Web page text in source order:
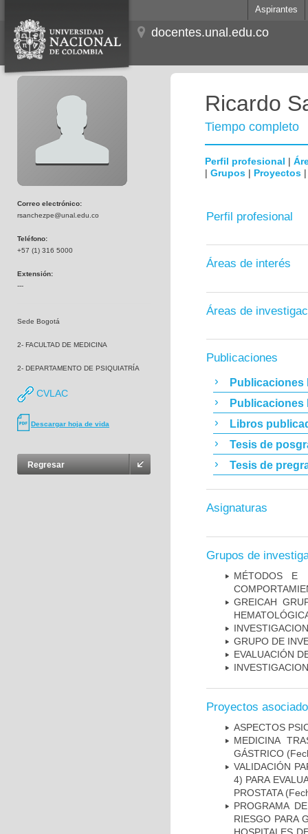
Aspirantes
docentes.unal.edu.co
Correo electrónico:
rsanchezpe@unal.edu.co
Teléfono:
+57 (1) 316 5000
Extensión:
---
Sede Bogotá
2- FACULTAD DE MEDICINA
2- DEPARTAMENTO DE PSIQUIATRÍA
CVLAC
Descargar hoja de vida
Regresar
Ricardo
Tiempo completo
Perfil profesional |
| Grupos | Proyectos
Perfil profesional
Áreas de interés
Áreas de
Publicaciones
Publicaciones
Publicaciones
Libros
Tesis de
Tesis de
Asignaturas
Grupos de
MÉTODOS E
GREICAH
GRUPO DE
EVALUACIÓN
Proyectos
ASPECTOS
MEDICINA
GÁSTRICO
VALIDACIÓN
4) PARA
PROSTATA
PROGRAMA
RIESGO PARA